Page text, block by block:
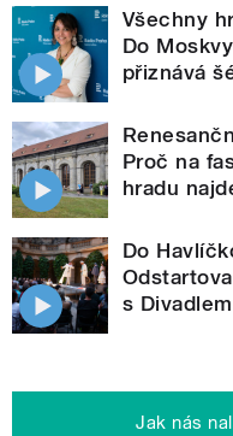
Všechny
Do
přiznává
Proč na
hradu
Do
s
Jak nás